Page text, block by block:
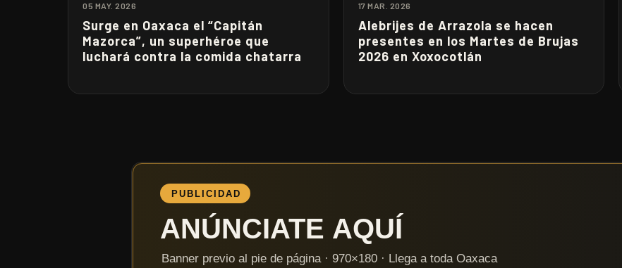
05 MAY. 2026
Surge en Oaxaca el “Capitán
Mazorca”, un superhéroe que
luchará contra la comida chatarra
17 MAR. 2026
Alebrijes de Arrazola se hacen
presentes en los Martes de Brujas
2026 en Xoxocotlán